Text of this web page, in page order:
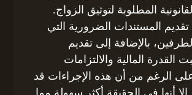
المطلوبة لتوثيق الزواج.
المستندات الضرورية التي
بالإضافة إلى تقديم
القدرة المالية والالتزامات
الرغم من أن هذه الإجراءات قد
إلا أنها في الحقيقة أكثر سهولة مما